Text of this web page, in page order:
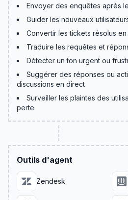
Envoyer des enquêtes après
Guider les nouveaux
Convertir les tickets résolus
Traduire les requêtes et
Détecter un ton urgent ou
Suggérer des réponses ou
discussions en direct
Surveiller les plaintes des
perte
Outils d'agent
Zendesk